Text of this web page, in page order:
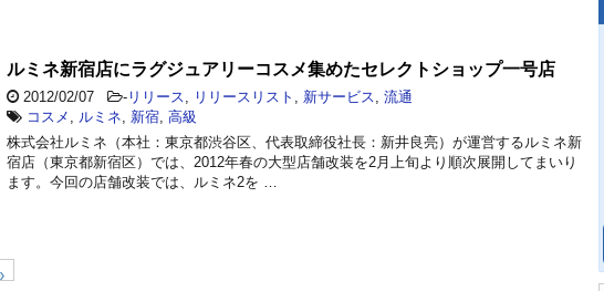
ルミネ新宿店にラグジュアリーコスメ集めたセレクトショップ一号店
2012/02/07 - リリース リリースリスト 新サービス
流通
コスメ
ルミネ 新宿 高級
株式会社ルミネ（本社：東京都渋谷区、代表取締役社長：新井良亮）が運営するルミネ新
宿店（東京都新宿区）では、2012年春の大型店舗改装を2月上旬より順次展開してまいり
ます。今回の店舗改装では、ルミネ2を …